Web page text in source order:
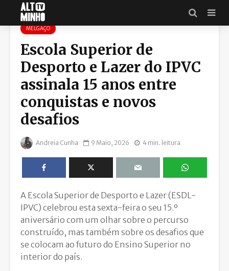
MELGAÇO
Escola Superior de
Desporto e Lazer do IPVC
assinala 15 anos entre
conquistas e novos
desafios
Andreia Cunha 9 Maio, 2026 4 min. leitura
A Escola Superior de Desporto e Lazer (ESDL-
IPVC) celebrou esta sexta-feira o seu 15.º
aniversário com um olhar sobre o percurso
construído, mas também sobre os desafios que
se colocam ao futuro do Ensino Superior no
interior do país.